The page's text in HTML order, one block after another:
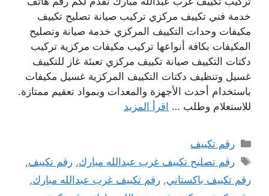
خدمة فني تكييف مركزي تركيب صيانة تصليح تكييف
مكيفات وحدات التكييف المركزي خدمة صيانة وتصليح
المكيفات بكافة أنواعها تركيب مكيفات مركزية تركيب
دكتات التكييف صيانة تكييف مركزي تعبئة غاز للتكييف
غسيل وتنظيف دكتات التكييف المركزية غسيل مكيفات
باستخدام أحدث الأجهزة والمعدات وبمواد تعقيم ممتازة.
للاستعلام وطلب … اقرأ المزيد
التصنيفات
رقم تكييف
الوسوم
رقم تصليح تكييف غرب عبدالله مبارك,رقم تكييف,
رقم تكييف باكستاني, رقم تكييف غرب عبدالله مبارك,